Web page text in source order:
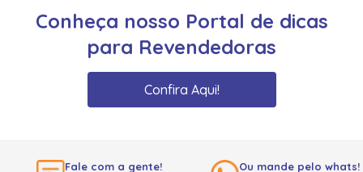
Conheça nosso Portal de dicas
para Revendedoras
Confira Aqui!
Fale com a gente!
Ou mande pelo whats!